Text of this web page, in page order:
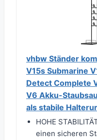
vhbw Ständer
V15s Submarine
Detect Complete
V6 Akku-
als stabile
HOHE
einen sicheren